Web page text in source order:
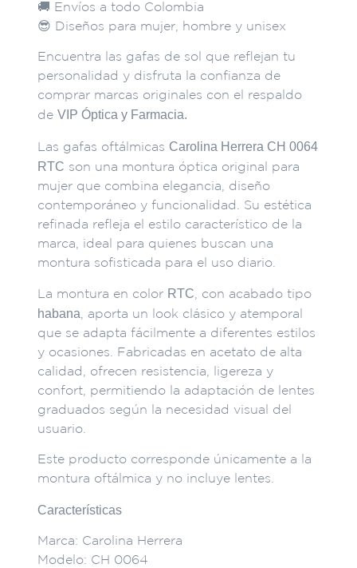
🚚 Envíos a todo Colombia
😎 Diseños para mujer, hombre y unisex
Encuentra las gafas de sol que reflejan tu
personalidad y disfruta la confianza de
comprar marcas originales con el respaldo
de VIP Óptica y Farmacia.
Las gafas oftálmicas Carolina Herrera CH 0064
RTC son una montura óptica original para
mujer que combina elegancia, diseño
contemporáneo y funcionalidad. Su estética
refinada refleja el estilo característico de la
marca, ideal para quienes buscan una
montura sofisticada para el uso diario.
La montura en color RTC, con acabado tipo
habana, aporta un look clásico y atemporal
que se adapta fácilmente a diferentes estilos
y ocasiones. Fabricadas en acetato de alta
calidad, ofrecen resistencia, ligereza y
confort, permitiendo la adaptación de lentes
graduados según la necesidad visual del
usuario.
Este producto corresponde únicamente a la
montura oftálmica y no incluye lentes.
Características
Marca: Carolina Herrera
Modelo: CH 0064